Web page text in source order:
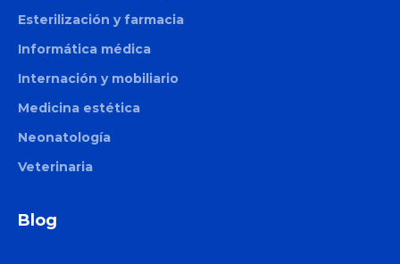
Esterilización y farmacia
Informática médica
Internación y mobiliario
Medicina estética
Neonatología
Veterinaria
Blog